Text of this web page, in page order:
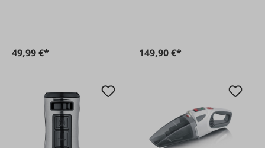
49,99 €* 149,90 €*